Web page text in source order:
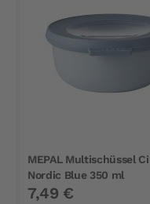
MEPAL Multischüssel
Nordic Blue 350 ml
7,49 €